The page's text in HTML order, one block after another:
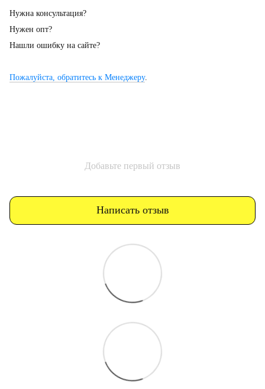
Нужна консультация?
Нужен опт?
Нашли ошибку на сайте?
Пожалуйста, обратитесь к Менеджеру.
Добавьте первый отзыв
Написать отзыв